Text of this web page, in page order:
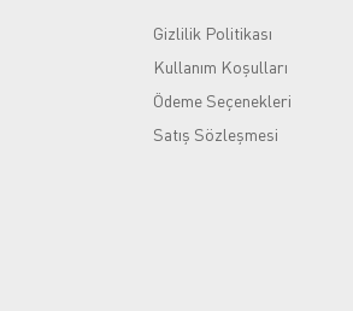
Gizlilik Politikası
Kullanım Koşulları
Ödeme Seçenekleri
Satış Sözleşmesi